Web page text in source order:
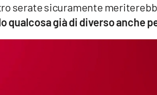
serate sicuramente
qualcosa già di diverso anche